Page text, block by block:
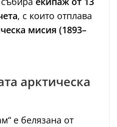
, с които отплава
мисия (1893–
арктическа
е белязана от